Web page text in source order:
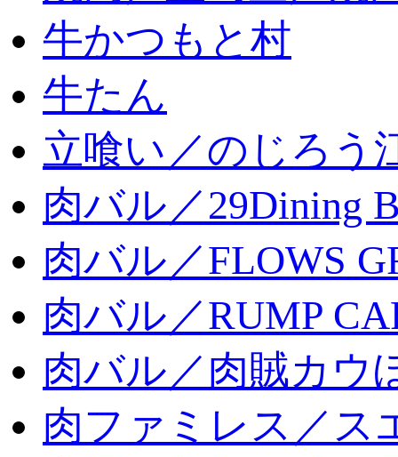
牛かつもと村
牛たん
立喰い／のじろう
肉バル／29Dining
肉バル／FLOWS
肉バル／RUMP
肉バル／肉賊カウ
肉ファミレス／ス